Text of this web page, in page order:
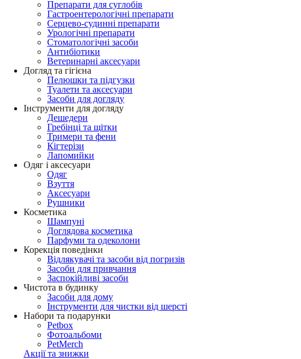
Препарати для суглобів
Гастроентерологічні препарати
Серцево-судинні препарати
Урологічні препарати
Стоматологічні засоби
Антибіотики
Ветеринарні аксесуари
Догляд та гігієна
Пелюшки та підгузки
Туалети та аксесуари
Засоби для догляду
Інструменти для догляду
Дешедери
Гребінці та щітки
Тримери та фени
Кігтерізи
Лапомийки
Одяг і аксесуари
Одяг
Взуття
Аксесуари
Рушники
Косметика
Шампуні
Доглядова косметика
Парфуми та одеколони
Корекція поведінки
Відлякувачі та засоби від погризів
Засоби для привчання
Заспокійливі засоби
Чистота в будинку
Засоби для дому
Інструменти для чистки від шерсті
Набори та подарунки
Petbox
Фотоальбоми
PetMerch
Акції та знижки